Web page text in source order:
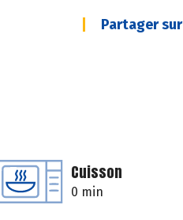
Partager sur
Cuisson
0 min